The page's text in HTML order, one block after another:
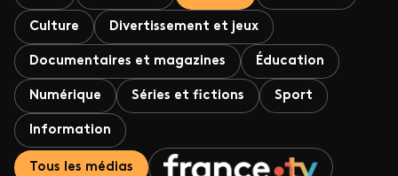
Culture Divertissement et jeux
Documentaires et magazines Éducation
Numérique Séries et fictions Sport
Information
Tous les médias